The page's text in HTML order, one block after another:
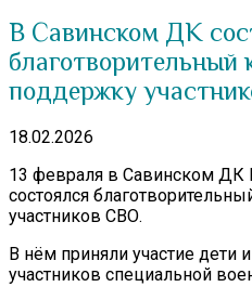
В Савинском ДК
благотворительный
поддержку
18.02.2026
13 февраля в Савинском ДК
состоялся
участников СВО.
В нём приняли участие дети
участников специальной